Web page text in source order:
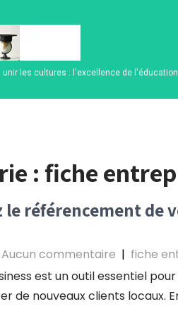
unir les cultures : l'excellence de
: fiche
le référencement de
Aucun commentaire | fiche
est un outil essentiel
de nouveaux clients locaux.